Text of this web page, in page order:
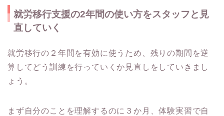
就労移行支援の2年間の使い方をスタッフと見
直していく
就労移行の２年間を有効に使うため、残りの期間を逆
算してどう訓練を行っていくか見直しをしていきまし
ょう。
まず自分のことを理解するのに３か月、体験実習で自